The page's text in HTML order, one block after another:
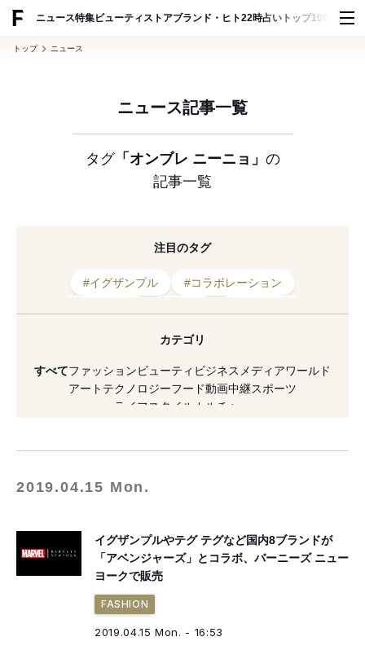
ニュース特集ビューティ ストアブランド・ヒト22時占い トップ100 スナッ
トップ ニュース
ニュース記事一覧
タグ「オンブレ ニーニョ」 の
記事一覧
注目のタグ
#イグザンプル
#コラボレーション
#バーニーズ ニューヨーク
#2019年発売
#オンブレ ニーニョ
#テグ テグ
カテゴリ
すべてファッションビューティ ビジネス メディアワールド
アート テクノロジーフード動画中継スポーツ
ライフスタイル
カルチャー
2019.04.15 Mon.
イグザンプルやテグ テグなど国内8ブランドが
「アベンジャーズ」とコラボ、バーニーズ ニュー
ヨークで販売
FASHION
2019.04.15 Mon. - 16:53